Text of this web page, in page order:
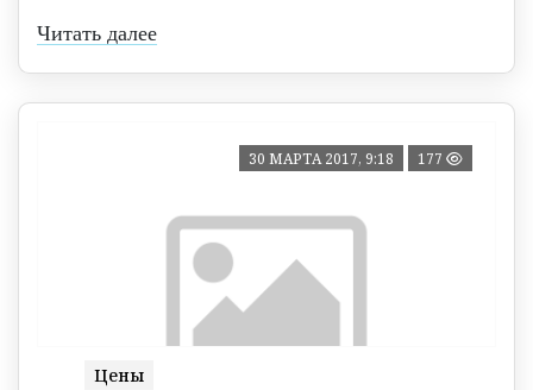
Читать далее
30 МАРТА 2017, 9:18 177
Цены